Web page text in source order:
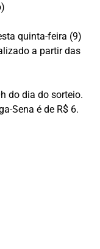
quinta-feira (9)
a partir das
do dia do sorteio.
Sena é de R$ 6.